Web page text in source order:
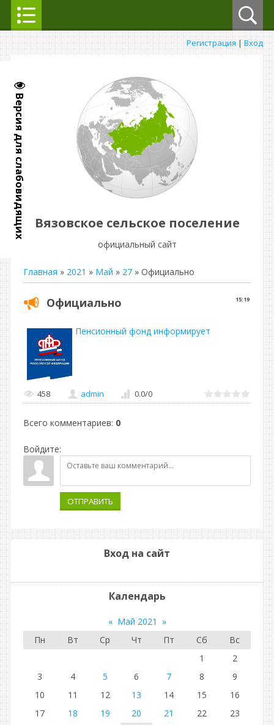
Версия для слабовидящих
Регистрация | Вход
Вязовское сельское поселение
официальный сайт
Главная » 2021 » Май » 27 » Официально
15:19
Официально
Пенсионный фонд информирует
458 admin 0.0/0
Всего комментариев: 0
Войдите:
ОТПРАВИТЬ
Вход на сайт
Календарь
« Май 2021
»
Пн
Вт Ср Чт Пт Сб
Вс
1
2
3
4 5 6 7 8
9
10
11 12 13 14 15
16
17
18 19 20 21 22
23